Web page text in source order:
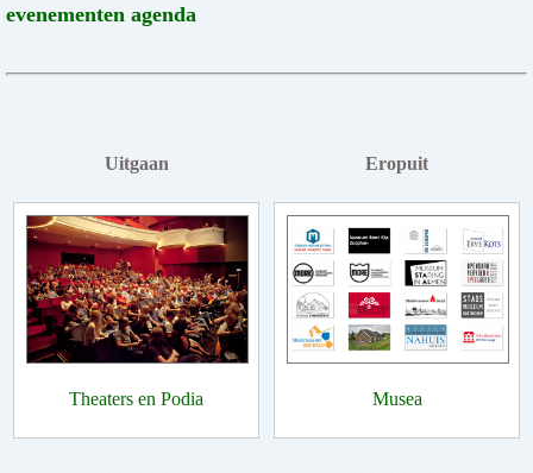
evenementen agenda
Uitgaan
Theaters en Podia
Eropuit
Musea